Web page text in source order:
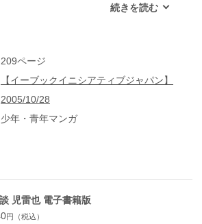
清盛を影であやつる強大な力を持った陰
209ページ
【イーブックイニシアティブジャパン】
2005/10/28
少年・青年マンガ
児雷也 電子書籍版
円（税込）